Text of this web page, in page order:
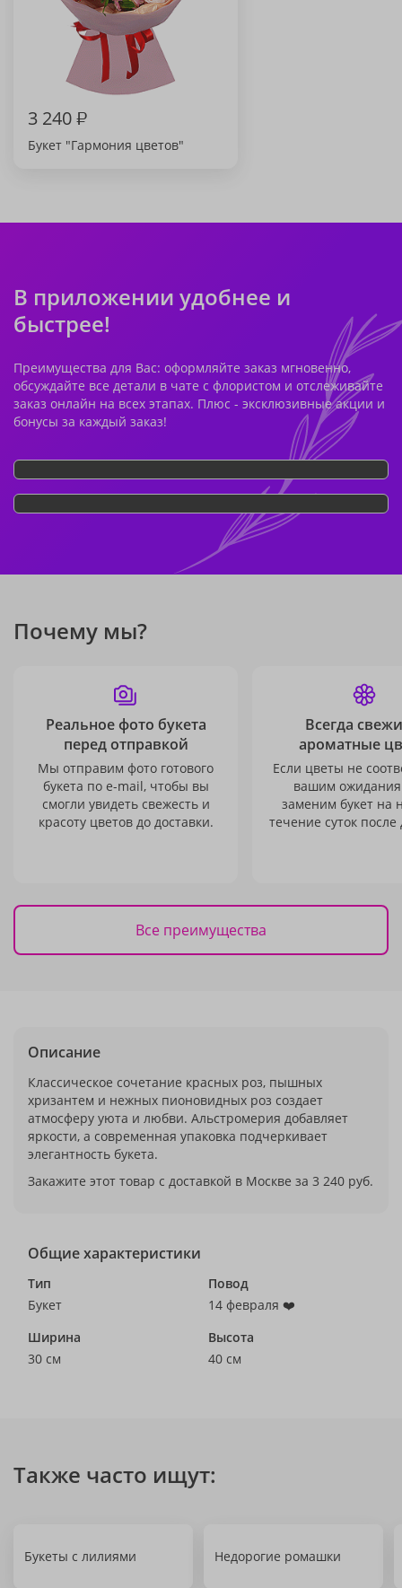
3 240₽
Букет "Гармония цветов"
В приложении удобнее и
быстрее!
Преимущества для Вас: оформляйте заказ мгновенно,
обсуждайте все детали в чате с флористом и отслеживайте
заказ онлайн на всех этапах. Плюс - эксклюзивные акции и
бонусы за каждый заказ!
Почему мы?
Реальное фото букета
перед отправкой
Мы отправим фото готового
букета по e-mail, чтобы вы
смогли увидеть свежесть и
красоту цветов до доставки.
Всегда
ароматные
Если цветы не
вашим
заменим букет на
течение суток после
Все преимущества
Описание
Классическое сочетание красных роз, пышных
хризантем и нежных пионовидных роз создает
атмосферу уюта и любви. Альстромерия добавляет
яркости, а современная упаковка подчеркивает
элегантность букета.
Закажите этот товар с доставкой в Москве за 3 240 руб.
Общие характеристики
Тип
Букет
Повод
14 февраля ❤️
Ширина
30 см
Высота
40 см
Также часто ищут:
Букеты с лилиями Недорогие ромашки